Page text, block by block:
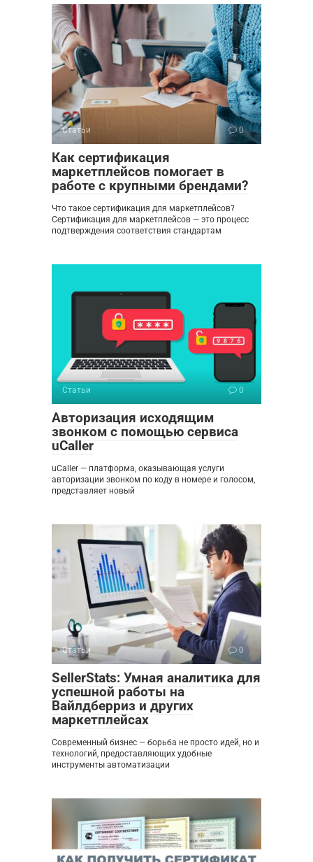
Статьи 0
Как сертификация
маркетплейсов помогает в
работе с крупными брендами?
Что такое сертификация для маркетплейсов?
Сертификация для маркетплейсов — это процесс
подтверждения соответствия стандартам
Статьи 0
Авторизация исходящим
звонком с помощью сервиса
uCaller
uCaller — платформа, оказывающая услуги
авторизации звонком по коду в номере и голосом,
представляет новый
Статьи 0
SellerStats: Умная аналитика для
успешной работы на
Вайлдберриз и других
маркетплейсах
Современный бизнес — борьба не просто идей, но и
технологий, предоставляющих удобные
инструменты автоматизации